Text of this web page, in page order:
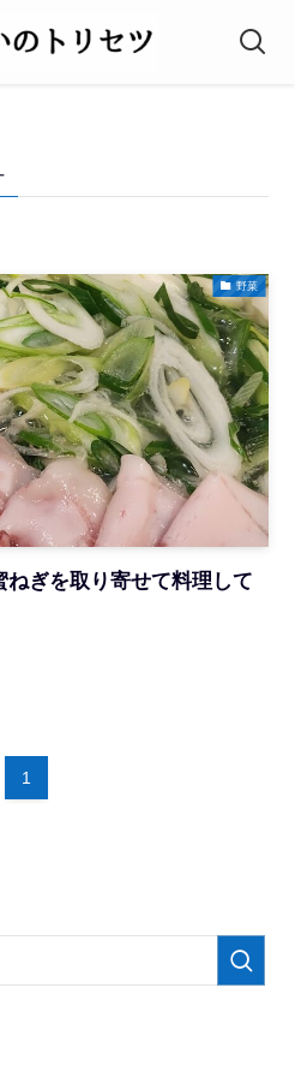
野菜
ねぎを取り寄せて料理して
1